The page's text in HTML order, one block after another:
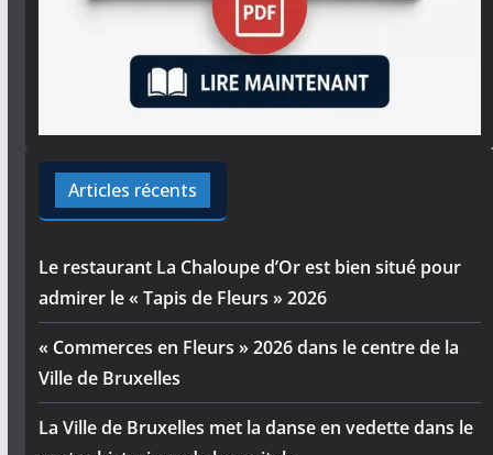
Articles récents
Le restaurant La Chaloupe d’Or est bien situé pour
admirer le « Tapis de Fleurs » 2026
« Commerces en Fleurs » 2026 dans le centre de la
Ville de Bruxelles
La Ville de Bruxelles met la danse en vedette dans le